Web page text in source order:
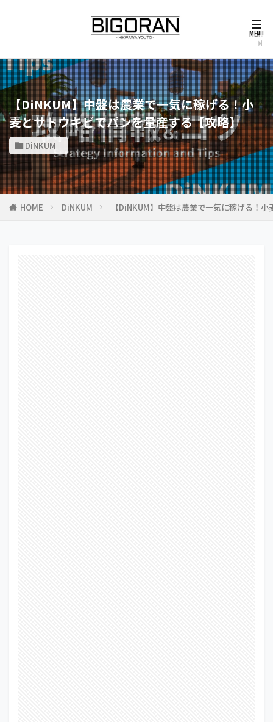
【DiNKUM】中盤は農業で一気に稼げる！小
麦とサトウキビでパンを量産する【攻略】
DiNKUM
HOME DiNKUM 【DiNKUM】中盤は農業で一気に稼げる！